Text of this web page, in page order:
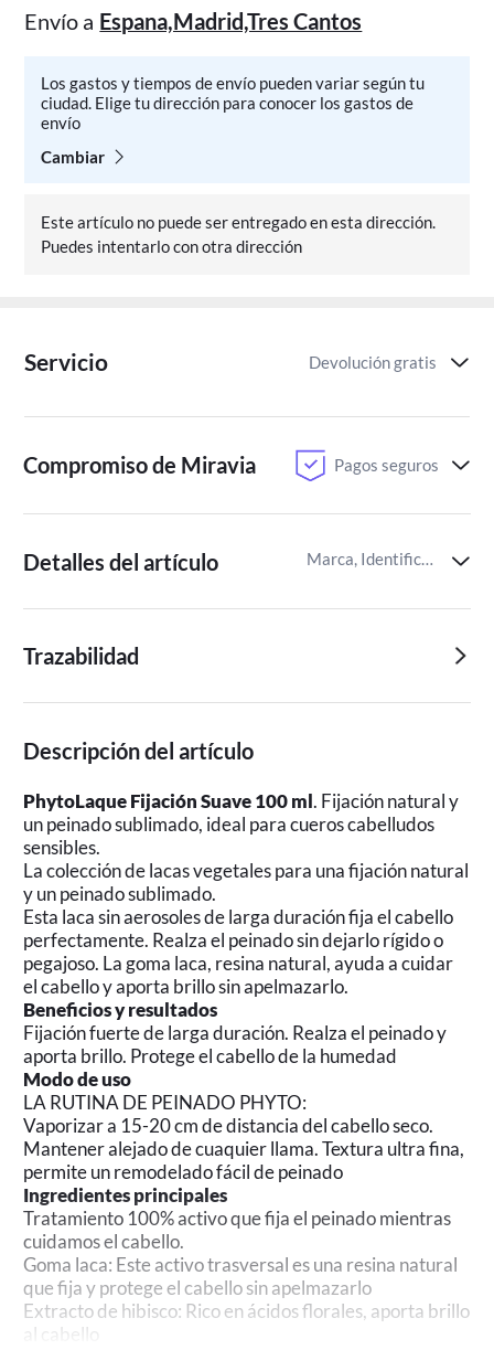
Envío a Espana,Madrid,Tres Cantos
Los gastos y tiempos de envío pueden variar según tu
ciudad. Elige tu dirección para conocer los gastos de
envío
Cambiar
Este artículo no puede ser entregado en esta dirección.
Puedes intentarlo con otra dirección
Servicio Devolución gratis
Compromiso de Miravia Pagos seguros
Detalles del artículo Marca, Identificador del artículo de Miravia
Trazabilidad
Descripción del artículo
PhytoLaque Fijación Suave 100 ml. Fijación natural y
un peinado sublimado, ideal para cueros cabelludos
sensibles.
La colección de lacas vegetales para una fijación natural
y un peinado sublimado.
Esta laca sin aerosoles de larga duración fija el cabello
perfectamente. Realza el peinado sin dejarlo rígido o
pegajoso. La goma laca, resina natural, ayuda a cuidar
el cabello y aporta brillo sin apelmazarlo.
Beneficios y resultados
Fijación fuerte de larga duración. Realza el peinado y
aporta brillo. Protege el cabello de la humedad
Modo de uso
LA RUTINA DE PEINADO PHYTO:
Vaporizar a 15-20 cm de distancia del cabello seco.
Mantener alejado de cuaquier llama. Textura ultra fina,
permite un remodelado fácil de peinado
Ingredientes principales
Tratamiento 100% activo que fija el peinado mientras
cuidamos el cabello.
Goma laca: Este activo trasversal es una resina natural
que fija y protege el cabello sin apelmazarlo
Extracto de hibisco: Rico en ácidos florales, aporta brillo
al cabello